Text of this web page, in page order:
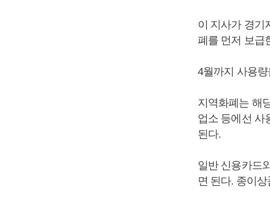
이 지사가 경기
폐를 먼저 보급
4월까지 사용
지역화폐는 해
업소 등에선 사
된다.
일반 신용카드
면 된다. 종이